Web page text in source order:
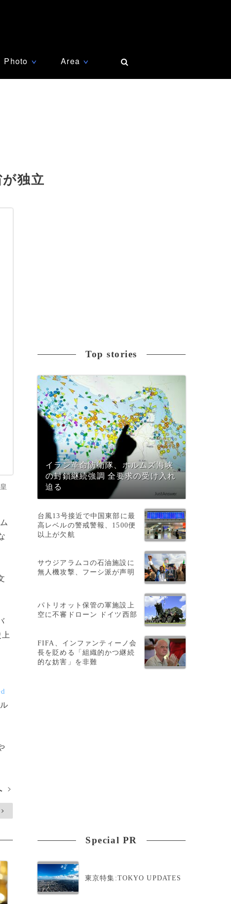
Photo ∨ Area ∨
独立
>
>
Top stories
イラン革命防衛隊、ホルムズ海峡
の封鎖継続強調 全要求の受け入れ
迫る
台風13号接近で中国東部に最
高レベルの警戒警報、1500便
以上が欠航
サウジアラムコの石油施設に
無人機攻撃、フーシ派が声明
パトリオット保管の軍施設上
空に不審ドローン ドイツ西部
FIFA、インファンティーノ会
長を貶める「組織的かつ継続
的な妨害」を非難
Special PR
東京特集:TOKYO UPDATES